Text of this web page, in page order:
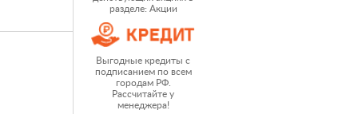
разделе: Акции
Выгодные кредиты с
подписанием по всем
городам РФ.
Рассчитайте у
менеджера!